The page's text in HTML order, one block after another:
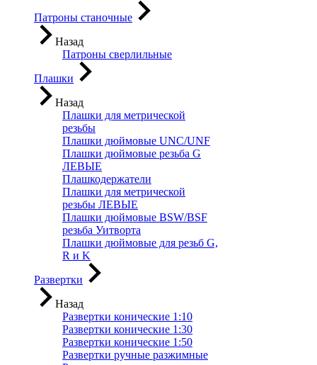
Патроны станочные
Назад
Патроны сверлильные
Плашки
Назад
Плашки для метрической
резьбы
Плашки дюймовые UNC/UNF
Плашки дюймовые резьба G
ЛЕВЫЕ
Плашкодержатели
Плашки для метрической
резьбы ЛЕВЫЕ
Плашки дюймовые BSW/BSF
резьба Уитворта
Плашки дюймовые для резьб G,
R и K
Развертки
Назад
Развертки конические 1:10
Развертки конические 1:30
Развертки конические 1:50
Развертки ручные разжимные